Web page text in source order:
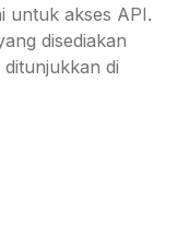
untuk akses API.
disediakan
di